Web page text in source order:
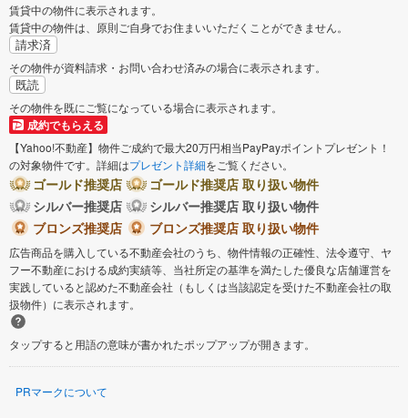
賃貸中の物件に表示されます。
賃貸中の物件は、原則ご自身でお住まいいただくことができません。
請求済
その物件が資料請求・お問い合わせ済みの場合に表示されます。
既読
その物件を既にご覧になっている場合に表示されます。
成約でもらえる
【Yahoo!不動産】物件ご成約で最大20万円相当PayPayポイントプレゼント！
の対象物件です。詳細はプレゼント詳細をご覧ください。
ゴールド推奨店
ゴールド推奨店 取り扱い物件
シルバー推奨店
シルバー推奨店 取り扱い物件
ブロンズ推奨店
ブロンズ推奨店 取り扱い物件
広告商品を購入している不動産会社のうち、物件情報の正確性、法令遵守、ヤ
フー不動産における成約実績等、当社所定の基準を満たした優良な店舗運営を
実践していると認めた不動産会社（もしくは当該認定を受けた不動産会社の取
扱物件）に表示されます。
タップすると用語の意味が書かれたポップアップが開きます。
PRマークについて